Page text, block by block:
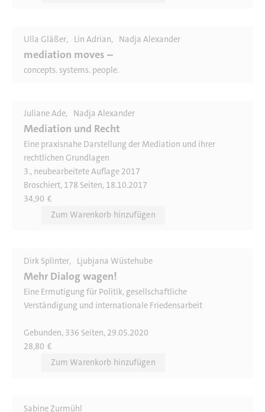
Ulla Gläßer Lin Adrian Nadja Alexander
mediation moves –
concepts. systems. people.
Juliane Ade Nadja Alexander
Mediation und Recht
Eine praxisnahe Darstellung der Mediation und ihrer
rechtlichen Grundlagen
3., neubearbeitete Auflage 2017
Broschiert, 178 Seiten, 18.10.2017
34,90 €
Dirk Splinter Ljubjana Wüstehube
Mehr Dialog wagen!
Eine Ermutigung für Politik, gesellschaftliche
Verständigung und internationale Friedensarbeit
Gebunden, 336 Seiten, 29.05.2020
28,80 €
Sabine Zurmühl